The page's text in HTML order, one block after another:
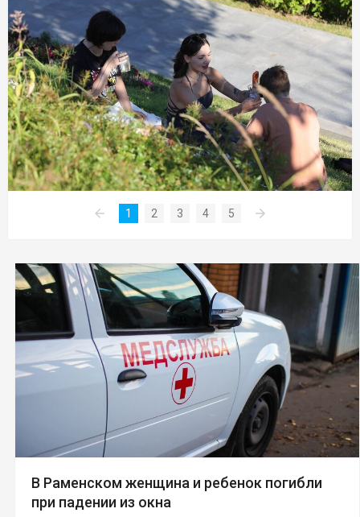
1 2 3 4 5
В Раменском женщина и ребенок погибли
при падении из окна